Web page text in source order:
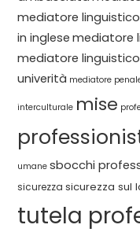
mediatore
in inglese mediatore
mediatore
univerità mediatore
interculturale mise
umane sbocchi
sicurezza sicurezza sul
tutela